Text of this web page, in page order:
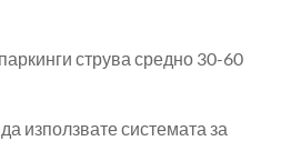
струва средно 30-60
използвате системата за